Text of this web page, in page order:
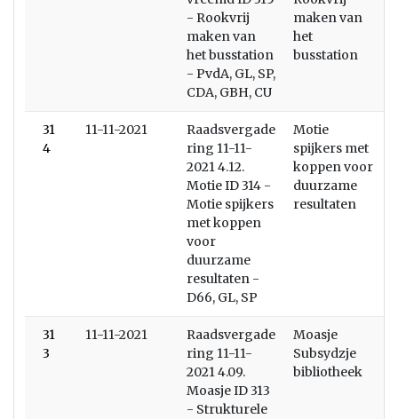
- Rookvrij
maken van
het busstation
- PvdA, GL, SP,
CDA, GBH, CU
maken van
het
busstation
31
4
11-11-2021
Raadsvergade
ring 11-11-
2021 4.12.
Motie ID 314 -
Motie spijkers
met koppen
voor
duurzame
resultaten -
D66, GL, SP
Motie
spijkers met
koppen voor
duurzame
resultaten
31
3
11-11-2021
Raadsvergade
ring 11-11-
2021 4.09.
Moasje ID 313
- Strukturele
Moasje
Subsydzje
bibliotheek